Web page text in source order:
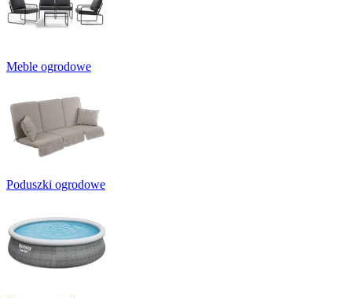
Meble ogrodowe
Poduszki ogrodowe